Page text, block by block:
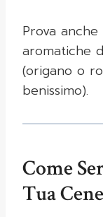
Prova
aromatiche
(origano o
benissimo).
Come
Tua